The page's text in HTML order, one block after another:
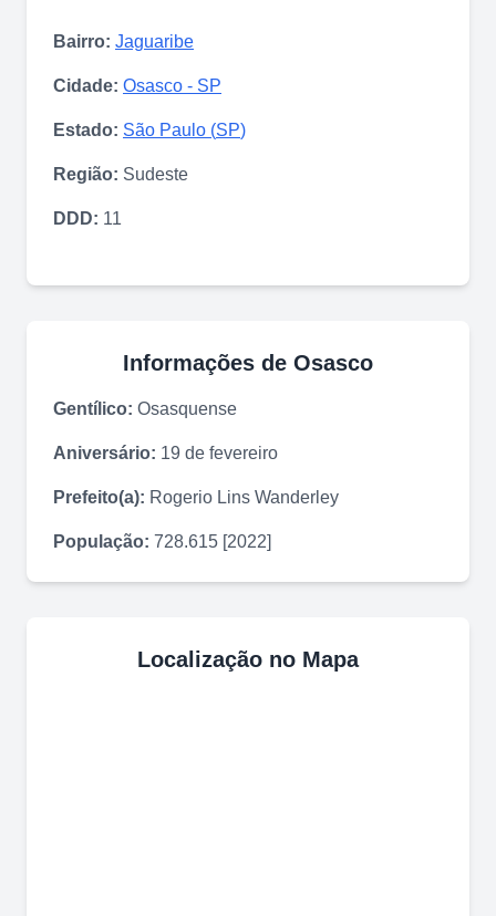
Bairro: Jaguaribe
Cidade: Osasco - SP
Estado: São Paulo (SP)
Região: Sudeste
DDD: 11
Informações de Osasco
Gentílico: Osasquense
Aniversário: 19 de fevereiro
Prefeito(a): Rogerio Lins Wanderley
População: 728.615 [2022]
Localização no Mapa